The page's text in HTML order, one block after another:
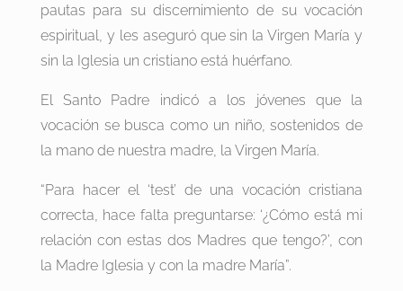
pautas para su discernimiento de su vocación
espiritual, y les aseguró que sin la Virgen María y
sin la Iglesia un cristiano está huérfano.
El Santo Padre indicó a los jóvenes que la
vocación se busca como un niño, sostenidos de
la mano de nuestra madre, la Virgen María.
“Para hacer el ‘test’ de una vocación cristiana
correcta, hace falta preguntarse: ‘¿Cómo está mi
relación con estas dos Madres que tengo?’, con
la Madre Iglesia y con la madre María”.